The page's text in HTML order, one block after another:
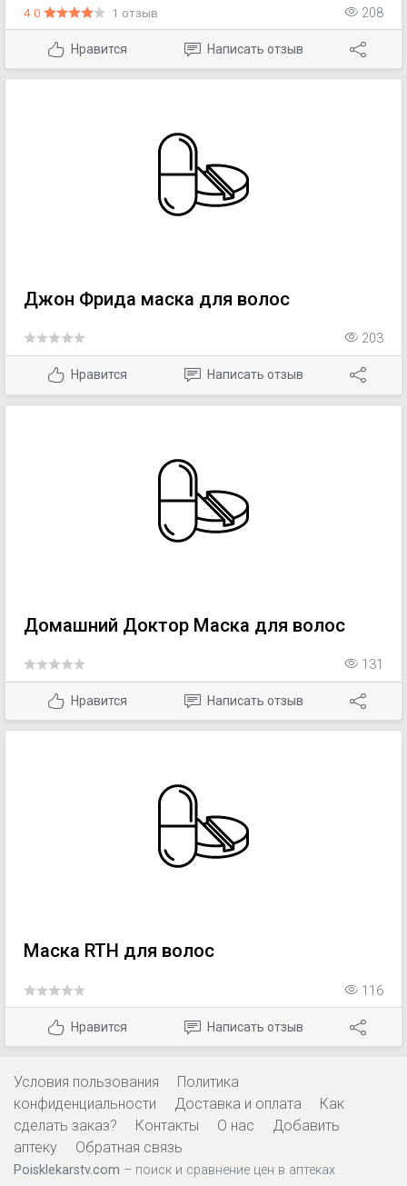
4.0 1 отзыв 208
Нравится Написать отзыв
Джон Фрида маска для волос
203
Нравится Написать отзыв
Домашний Доктор Маска для волос
131
Нравится Написать отзыв
Маска RTH для волос
116
Нравится Написать отзыв
Условия пользования
Политика
конфиденциальности
Доставка и оплата
Как
сделать заказ?
Контакты О нас
Добавить
аптеку
Обратная связь
Poisklekarstv.com – поиск и сравнение цен в аптеках